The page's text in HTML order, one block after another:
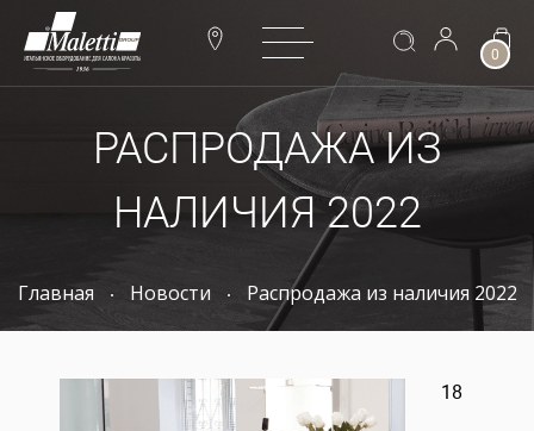
0
РАСПРОДАЖА ИЗ
НАЛИЧИЯ 2022
Главная Новости Распродажа из наличия 2022
18